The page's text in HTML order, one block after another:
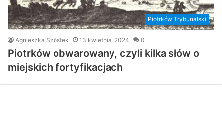
Piotrków Trybunalski
Agnieszka Szóstek 13 kwietnia, 2024 0
Piotrków obwarowany, czyli kilka słów o
miejskich fortyfikacjach